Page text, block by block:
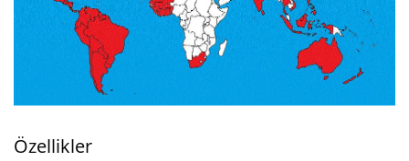
Özellikler